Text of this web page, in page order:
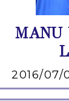
MANU
2016/07/